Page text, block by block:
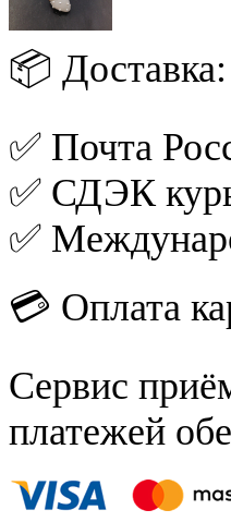
📦
✅ Почта
✅ СДЭК
✅
💳 Оплата
Сервис
платежей